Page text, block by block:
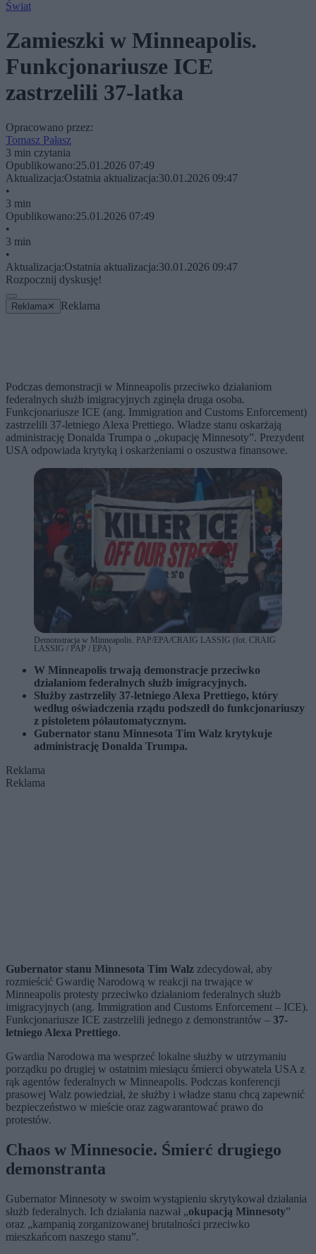
Świat
Zamieszki w Minneapolis.
Funkcjonariusze ICE
zastrzelili 37-latka
Opracowano przez:
Tomasz Pałasz
3 min czytania
Opublikowano:25.01.2026 07:49
Aktualizacja:Ostatnia aktualizacja:30.01.2026 09:47
•
3 min
Opublikowano:25.01.2026 07:49
•
3 min
•
Aktualizacja:Ostatnia aktualizacja:30.01.2026 09:47
Rozpocznij dyskusję!
Reklama ✕ Reklama
Podczas demonstracji w Minneapolis przeciwko działaniom
federalnych służb imigracyjnych zginęła druga osoba.
Funkcjonariusze ICE (ang. Immigration and Customs Enforcement)
zastrzelili 37-letniego Alexa Prettiego. Władze stanu oskarżają
administrację Donalda Trumpa o „okupację Minnesoty”. Prezydent
USA odpowiada krytyką i oskarżeniami o oszustwa finansowe.
Demonstracja w Minneapolis. PAP/EPA/CRAIG LASSIG (fot. CRAIG
LASSIG / PAP / EPA)
W Minneapolis trwają demonstracje przeciwko
działaniom federalnych służb imigracyjnych.
Służby zastrzeliły 37-letniego Alexa Prettiego, który
według oświadczenia rządu podszedł do funkcjonariuszy
z pistoletem półautomatycznym.
Gubernator stanu Minnesota Tim Walz krytykuje
administrację Donalda Trumpa.
Reklama
Reklama
Gubernator stanu Minnesota Tim Walz zdecydował, aby
rozmieścić Gwardię Narodową w reakcji na trwające w
Minneapolis protesty przeciwko działaniom federalnych służb
imigracyjnych (ang. Immigration and Customs Enforcement – ICE).
Funkcjonariusze ICE zastrzelili jednego z demonstrantów – 37-
letniego Alexa Prettiego.
Gwardia Narodowa ma wesprzeć lokalne służby w utrzymaniu
porządku po drugiej w ostatnim miesiącu śmierci obywatela USA z
rąk agentów federalnych w Minneapolis. Podczas konferencji
prasowej Walz powiedział, że służby i władze stanu chcą zapewnić
bezpieczeństwo w mieście oraz zagwarantować prawo do
protestów.
Chaos w Minnesocie. Śmierć drugiego
demonstranta
Gubernator Minnesoty w swoim wystąpieniu skrytykował działania
służb federalnych. Ich działania nazwał „okupacją Minnesoty”
oraz „kampanią zorganizowanej brutalności przeciwko
mieszkańcom naszego stanu”.